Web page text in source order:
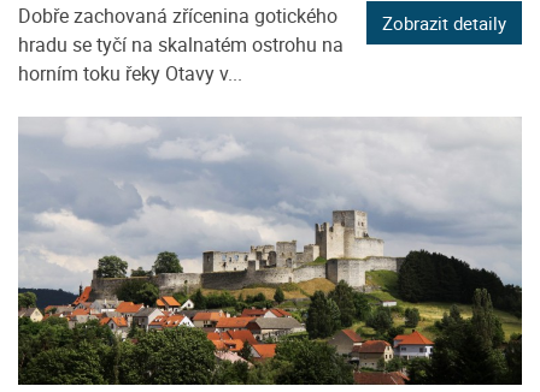
Dobře zachovaná zřícenina gotického
hradu se tyčí na skalnatém ostrohu na
horním toku řeky Otavy v...
Zobrazit detaily